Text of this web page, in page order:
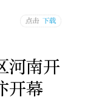
河南开
开幕